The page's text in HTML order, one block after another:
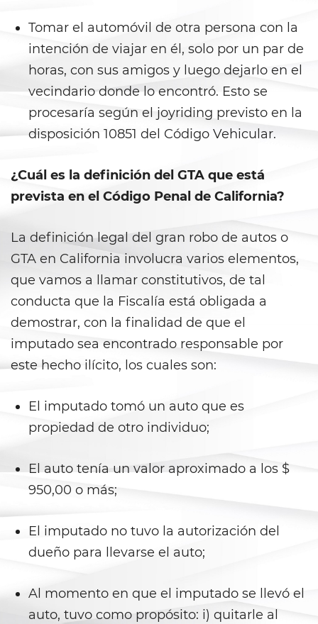
Delincuencia Juvenil
Audiencias de Detención
Audiencias de Disposición
Audiencias de Transferencia
menor puede ser juzgado
Casos de Menores de Edad
Desviación Informal Juvenil
División de Justicia Juvenil
Libertad Condicional para
Menores
Proyecto de Ley del Senado SB
439
Tribunal de Delincuencia
Tutela de los Tribunales
Actos Lascivos con un Menor
Tomar el automóvil de otra persona con la
intención de viajar en él, solo por un par de
horas, con sus amigos y luego dejarlo en el
vecindario donde lo encontró. Esto se
procesaría según el joyriding previsto en la
disposición 10851 del Código Vehicular.
¿Cuál es la definición del GTA que está
prevista en el Código Penal de California?
La definición legal del gran robo de autos o
GTA en California involucra varios elementos,
que vamos a llamar constitutivos, de tal
conducta que la Fiscalía está obligada a
demostrar, con la finalidad de que el
imputado sea encontrado responsable por
este hecho ilícito, los cuales son:
El imputado tomó un auto que es
propiedad de otro individuo;
El auto tenía un valor aproximado a los $
950,00 o más;
El imputado no tuvo la autorización del
dueño para llevarse el auto;
Al momento en que el imputado se llevó el
auto, tuvo como propósito: i) quitarle al